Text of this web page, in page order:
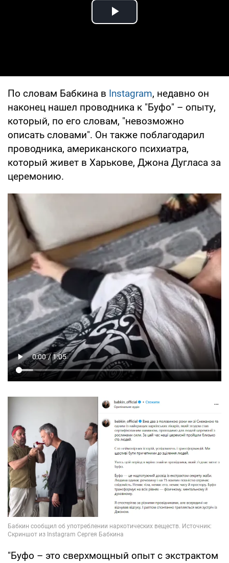
Play Video
По словам Бабкина в Instagram, недавно он
наконец нашел проводника к "Буфо" – опыту,
который, по его словам, "невозможно
описать словами". Он также поблагодарил
проводника, американского психиатра,
который живет в Харькове, Джона Дугласа за
церемонию.
"Буфо – это сверхмощный опыт с экстрактом